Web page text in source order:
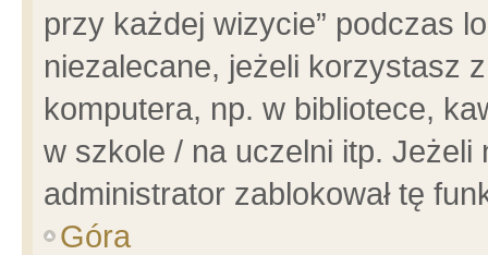
przy każdej wizycie” podczas
niezalecane, jeżeli korzystasz
komputera, np. w bibliotece,
w szkole / na uczelni itp.
administrator zablokował tę
Góra